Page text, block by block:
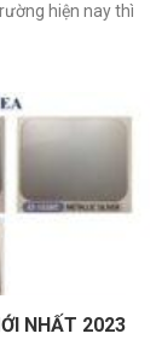
hiện nay thì
NHẤT 2023